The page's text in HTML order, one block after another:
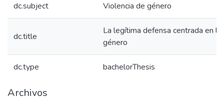
dc.subject Violencia de género
dc.title
La legítima defensa centrada en
género
dc.type bachelorThesis
Archivos